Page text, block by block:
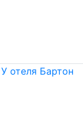
У отеля Бартон